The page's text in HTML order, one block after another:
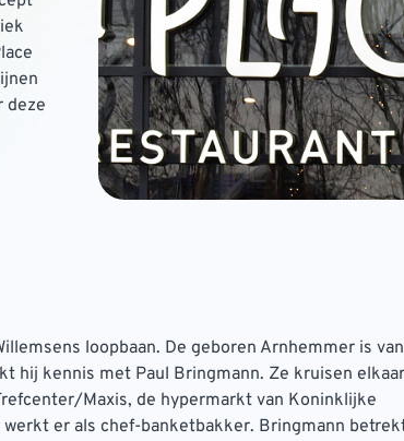
deze
loopbaan. De geboren Arnhemmer is van
hij kennis met Paul Bringmann. Ze kruisen
Maxis, de hypermarkt van Koninklijke
er als chef-banketbakker. Bringmann